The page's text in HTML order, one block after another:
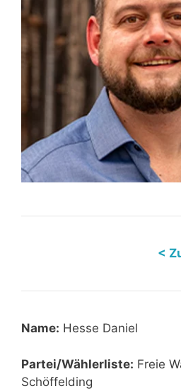
<
Name: Hesse Daniel
Partei/Wählerliste: Freie
Schöffelding